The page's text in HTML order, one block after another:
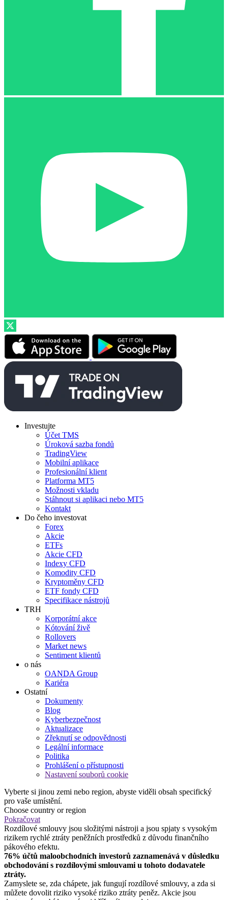
Investujte
Účet TMS
Úroková sazba fondů
TradingView
Mobilní aplikace
Profesionální klient
Platforma MT5
Možnosti vkladu
Stáhnout si aplikaci nebo MT5
Kontakt
Do čeho investovat
Forex
Akcie
ETFs
Akcie CFD
Indexy CFD
Komodity CFD
Kryptoměny CFD
ETF fondy CFD
Specifikace nástrojů
TRH
Korporátní akce
Kótování živě
Rollovers
Market news
Sentiment klientů
o nás
OANDA Group
Kariéra
Ostatní
Dokumenty
Blog
Kyberbezpečnost
Aktualizace
Zřeknutí se odpovědnosti
Legální informace
Politika
Prohlášení o přístupnosti
Nastavení souborů cookie
Vyberte si jinou zemi nebo region, abyste viděli obsah specifický
pro vaše umístění.
Choose country or region
Pokračovat
Rozdílové smlouvy jsou složitými nástroji a jsou spjaty s vysokým
rizikem rychlé ztráty peněžních prostředků z důvodu finančního
pákového efektu.
76% účtů maloobchodních investorů zaznamenává v důsledku
obchodování s rozdílovými smlouvami u tohoto dodavatele
ztráty.
Zamyslete se, zda chápete, jak fungují rozdílové smlouvy, a zda si
můžete dovolit riziko vysoké riziko ztráty peněz. Akcie jsou